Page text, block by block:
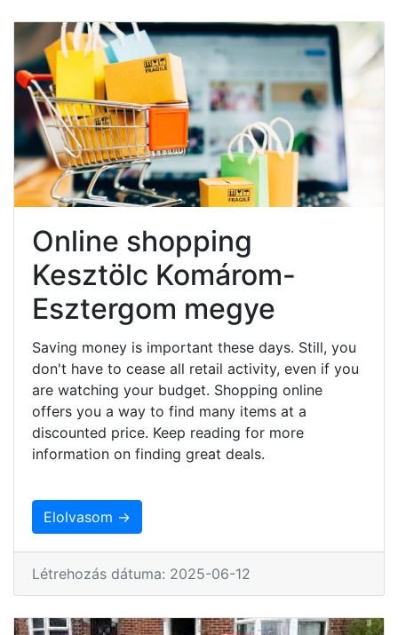
Online shopping
Kesztölc Komárom-
Esztergom megye
Saving money is important these days. Still, you
don't have to cease all retail activity, even if you
are watching your budget. Shopping online
offers you a way to find many items at a
discounted price. Keep reading for more
information on finding great deals.
Elolvasom →
Létrehozás dátuma: 2025-06-12